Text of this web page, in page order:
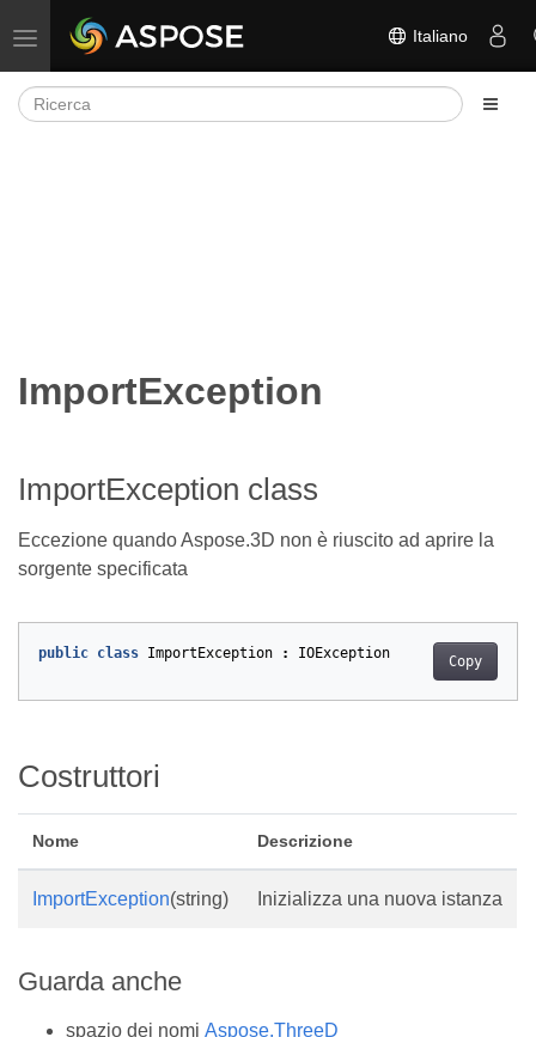
Attiva/disattiva la navigazione Italiano
ImportException
ImportException class
Eccezione quando Aspose.3D non è riuscito ad aprire la
sorgente specificata
Copy
public class ImportException : IOException
Costruttori
Nome Descrizione
ImportException(string) Inizializza una nuova istanza
Guarda anche
spazio dei nomi Aspose.ThreeD